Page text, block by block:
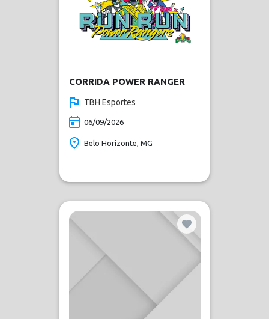
CORRIDA POWER RANGER
TBH Esportes
06/09/2026
Belo Horizonte, MG